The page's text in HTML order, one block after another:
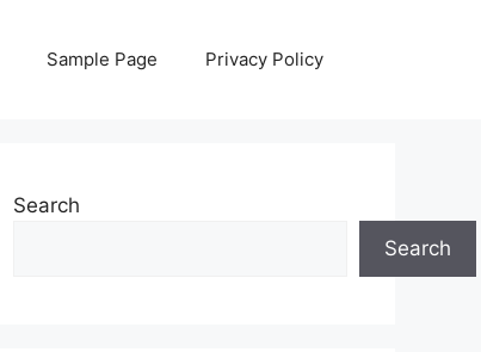
Sample Page Privacy Policy
Search
Search